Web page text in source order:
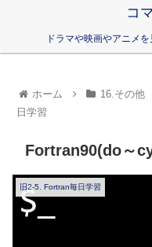
コ
ドラマや映画やアニメ
ホーム 16.その他
日学習
Fortran90(do～
旧2-5. Fortran毎日学習